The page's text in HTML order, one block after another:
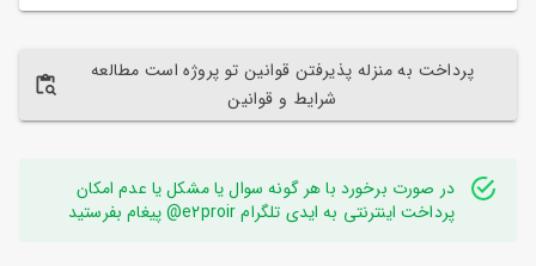
پرداخت به منزله پذیرفتن قوانین تو پروژه است مطالعه
شرایط و قوانین
در صورت برخورد با هر گونه سوال یا مشکل یا عدم امکان
پرداخت اینترنتی به ایدی تلگرام e2proir@ پیغام بفرستید